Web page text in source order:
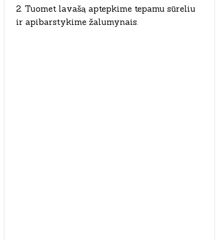
2. Tuomet lavašą aptepkime tepamu sūreliu
ir apibarstykime žalumynais.